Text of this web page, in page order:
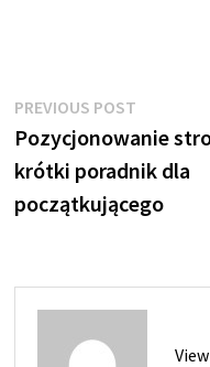
Nawigacja
wpisu
PREVIOUS POSTPrevious
post:
Pozycjonowanie
krótki poradnik dla
początkującego